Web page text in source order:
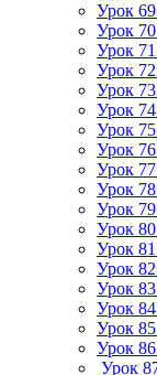
Урок
Урок
Урок
Урок
Урок
Урок
Урок
Урок
Урок
Урок
Урок
Урок
Урок
Урок
Урок
Урок
Урок
Урок
Урок